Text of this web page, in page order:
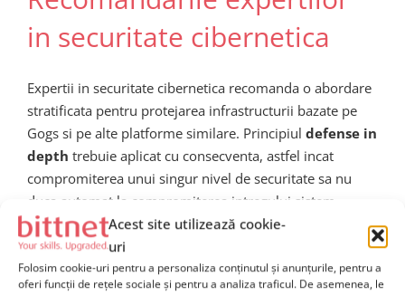
Acest site utilizează cookie-
uri
Folosim cookie-uri pentru a personaliza conținutul și anunțurile, pentru a
oferi funcții de rețele sociale și pentru a analiza traficul. De asemenea, le
in securitate cibernetica
Expertii in securitate cibernetica recomanda o abordare
stratificata pentru protejarea infrastructurii bazate pe
Gogs si pe alte platforme similare. Principiul defense in
depth trebuie aplicat cu consecventa, astfel incat
compromiterea unui singur nivel de securitate sa nu
duca automat la compromiterea intregului sistem.
Printre masurile recomandate se numara:
Aplicarea imediata a patch-urilor de securitate de